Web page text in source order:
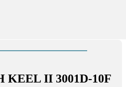
II 3001D-10F